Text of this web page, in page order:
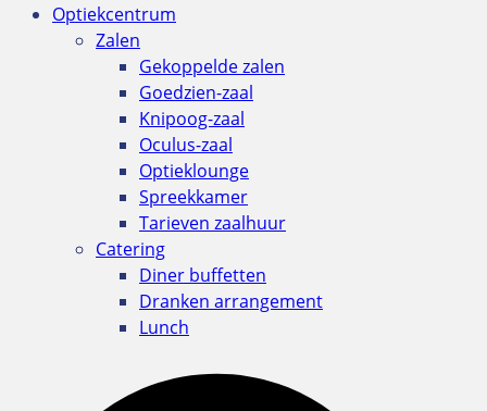
Optiekcentrum
Zalen
Gekoppelde zalen
Goedzien-zaal
Knipoog-zaal
Oculus-zaal
Optieklounge
Spreekkamer
Tarieven zaalhuur
Catering
Diner buffetten
Dranken arrangement
Lunch